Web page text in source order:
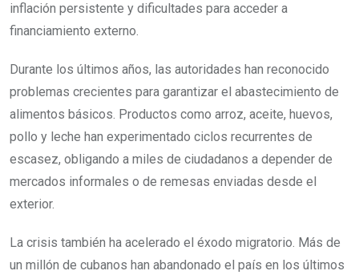
inflación persistente y dificultades para acceder a
financiamiento externo.
Durante los últimos años, las autoridades han reconocido
problemas crecientes para garantizar el abastecimiento de
alimentos básicos. Productos como arroz, aceite, huevos,
pollo y leche han experimentado ciclos recurrentes de
escasez, obligando a miles de ciudadanos a depender de
mercados informales o de remesas enviadas desde el
exterior.
La crisis también ha acelerado el éxodo migratorio. Más de
un millón de cubanos han abandonado el país en los últimos